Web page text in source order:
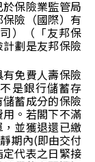
保險業監管局
險（國際）有
）（「友邦保
劃是友邦保險
免費人壽保險
是銀行儲蓄存
蓄成分的保險
。若閣下不滿
並獲退還已繳
期內(即由交付
代表之日緊接